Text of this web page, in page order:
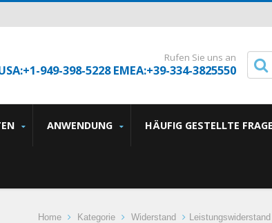
Rufen Sie uns an
949-398-5228 EMEA:+39-334-3825550
ANWENDUNG HÄUFIG GESTELLTE
Home Kategorie Widerstand Leistungswiderstand